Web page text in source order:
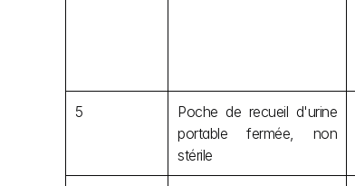
5
Poche de recueil d'urine
portable fermée, non
stérile